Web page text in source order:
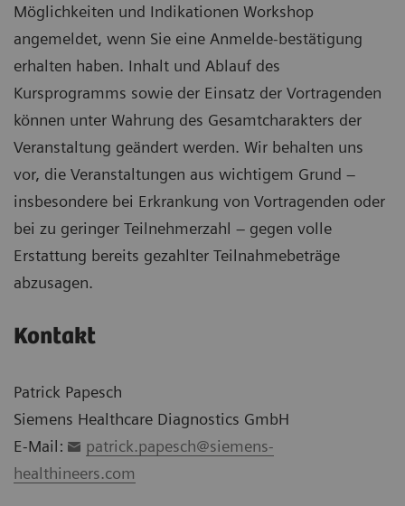
Möglichkeiten und Indikationen Workshop
angemeldet, wenn Sie eine Anmelde-bestätigung
erhalten haben. Inhalt und Ablauf des
Kursprogramms sowie der Einsatz der Vortragenden
können unter Wahrung des Gesamtcharakters der
Veranstaltung geändert werden. Wir behalten uns
vor, die Veranstaltungen aus wichtigem Grund –
insbesondere bei Erkrankung von Vortragenden oder
bei zu geringer Teilnehmerzahl – gegen volle
Erstattung bereits gezahlter Teilnahmebeträge
abzusagen.
Kontakt
Patrick Papesch
Siemens Healthcare Diagnostics GmbH
E-Mail:
patrick.papesch@siemens-
healthineers.com